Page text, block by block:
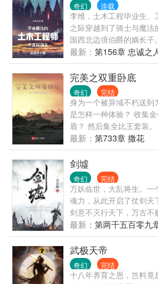
奇幻 连载
李维，土木工程毕业生、
之际穿越到了骑士与魔
国西北边境伯爵的嫡长
役成群、兵强马壮。 英俊
恭、父慈子孝。 穿越标
是兽人的俘虏啦！ 本书又
《荆棘领打灰人》 标签：
最新： 第156章 忠诚之
完美之双重卧底
奇幻 完结
身为一个被异域不朽送到
是怎样一种体验？ 收集
盾？ 然后集全比王套装
之歌。 召唤比王真身。
仔？ 似乎……也不是不可
最新： 第733章 撒花
剑墟
奇幻 完结
万妖临世，大乱将生。一
魂力，从此开启了仗剑天
剑意不灭行天下，万古不
九霄，下闯幽府，争霸异
最新： 第两千五百零九
武极天帝
奇幻 完结
十八年养育之恩，岂料竟